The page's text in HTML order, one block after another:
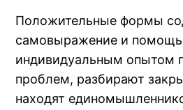
Положительные формы
самовыражение и
индивидуальным опытом
проблем, разбирают
находят